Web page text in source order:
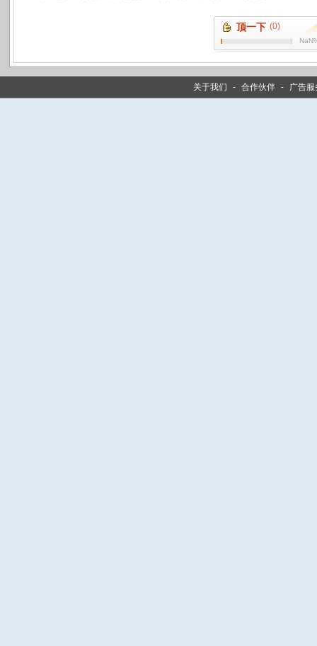
顶一下 (0)
关于我们 - 合作伙伴 - 广告服